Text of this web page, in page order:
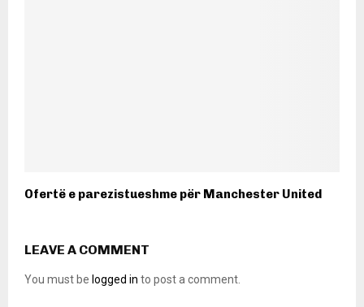
Ofertë e parezistueshme për Manchester United
LEAVE A COMMENT
You must be logged in to post a comment.